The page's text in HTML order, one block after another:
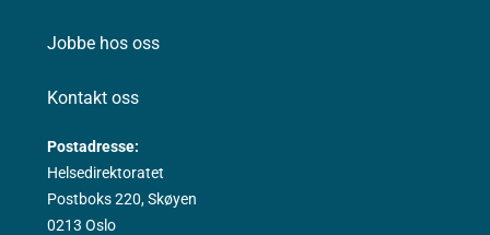
Jobbe hos oss
Kontakt oss
Postadresse:
Helsedirektoratet
Postboks 220, Skøyen
0213 Oslo